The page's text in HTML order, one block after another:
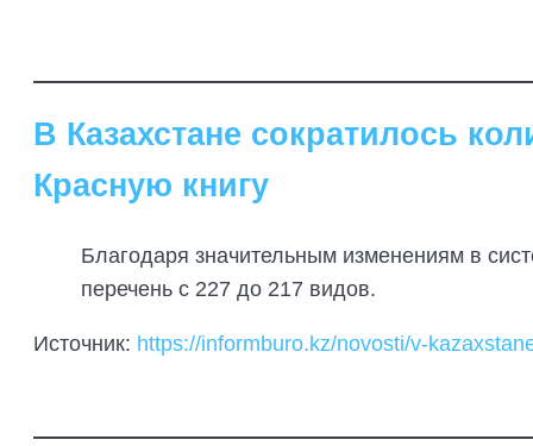
ҰЙЫМДАСТЫРУ
ДАЛАЛЫҚ ТӘЖІРИБЕЛЕРДІ,
ТАҒЫЛЫМДАМАЛАРДЫ
В Казахстане сократилось
Красную книгу
Благодаря значительным изменениям в
перечень с 227 до 217 видов.
Источник: https://informburo.kz/novosti/v-